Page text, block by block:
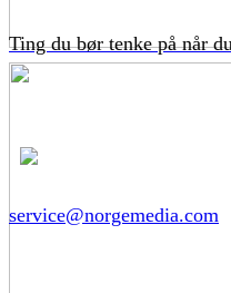
Ting du bør tenke på når
service@norgemedia.com